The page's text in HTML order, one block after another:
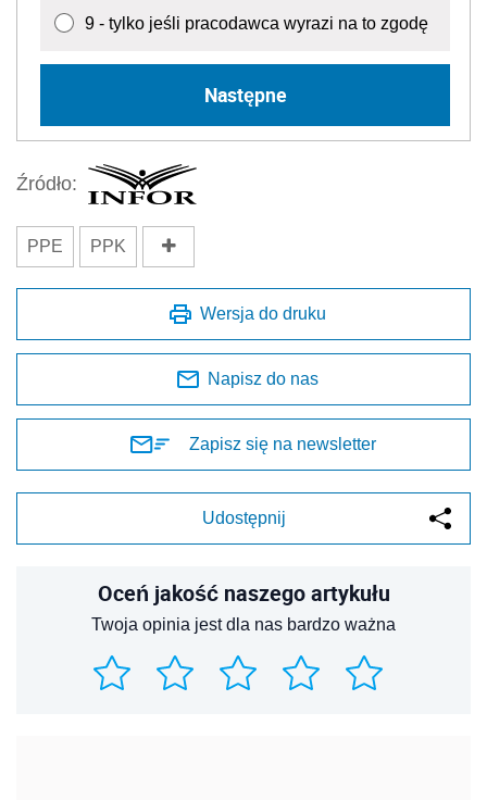
9 - tylko jeśli pracodawca wyrazi na to zgodę
Następne
Źródło:
PPE PPK
Wersja do druku
Napisz do nas
Zapisz się na newsletter
Udostępnij
Oceń jakość naszego artykułu
Twoja opinia jest dla nas bardzo ważna